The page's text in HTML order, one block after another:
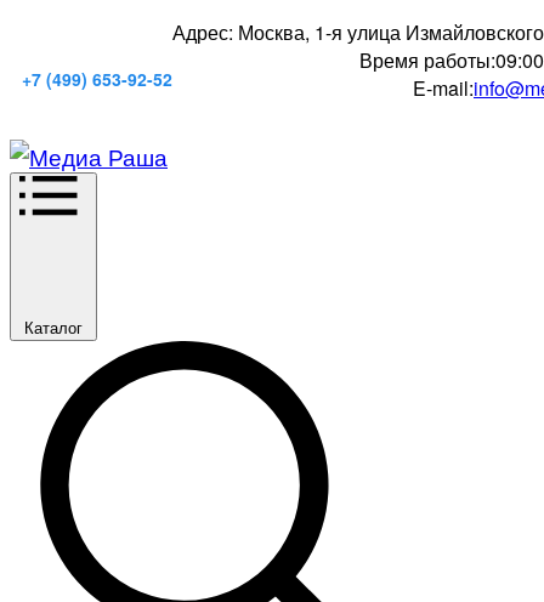
+7 (499) 653-92-52
Адрес: Москва, 1-я улица
Время работы:
E-mail:
Каталог